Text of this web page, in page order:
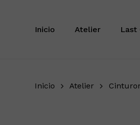
Inicio Atelier Last
Inicio Atelier